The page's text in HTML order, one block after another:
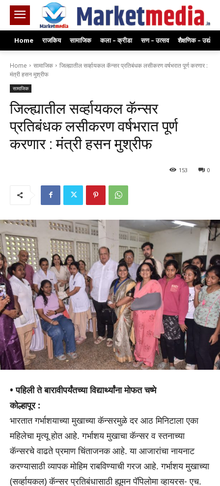
Home राजकिय सामाजिक कला – क्रीडा सण – उत्सव शैक्षणिक – उद्योग
Home सामाजिक
जिल्ह्यातील सर्व्हायकल कॅन्सर प्रतिबंधक लसीकरण वर्षभरात पूर्ण करणार :
मंत्री हसन मुश्रीफ
सामाजिक
जिल्ह्यातील सर्व्हायकल कॅन्सर
प्रतिबंधक लसीकरण वर्षभरात पूर्ण
करणार : मंत्री हसन मुश्रीफ
0
153
• पहिली ते बारावीपर्यंतच्या विद्यार्थ्यांना मोफत चष्मे
कोल्हापूर :
भारतात गर्भाशयाच्या मुखाच्या कॅन्सरमुळे दर आठ मिनिटाला एका
महिलेचा मृत्यू होत आहे. गर्भाशय मुखाचा कॅन्सर व स्तनाच्या
कॅन्सरचे वाढते प्रमाण चिंताजनक आहे. या आजारांचा नायनाट
करण्यासाठी व्यापक मोहिम राबविण्याची गरज आहे. गर्भाशय मुखाच्या
(सर्व्हायकल) कॅन्सर प्रतिबंधासाठी ह्यूमन पॅपिलोमा व्हायरस- एच.